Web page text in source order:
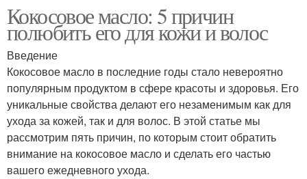
Кокосовое масло: 5 причин
полюбить его для кожи и волос
Введение
Кокосовое масло в последние годы стало невероятно
популярным продуктом в сфере красоты и здоровья. Его
уникальные свойства делают его незаменимым как для
ухода за кожей, так и для волос. В этой статье мы
рассмотрим пять причин, по которым стоит обратить
внимание на кокосовое масло и сделать его частью
вашего ежедневного ухода.